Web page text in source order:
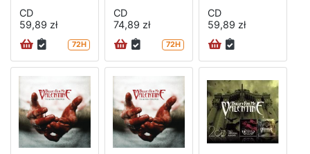
CD
59,89 zł
72H
CD
74,89 zł
72H
CD
59,89 zł